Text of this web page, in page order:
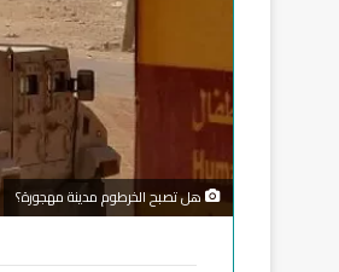
هل تصبح الخرطوم مدينة مهجورة؟